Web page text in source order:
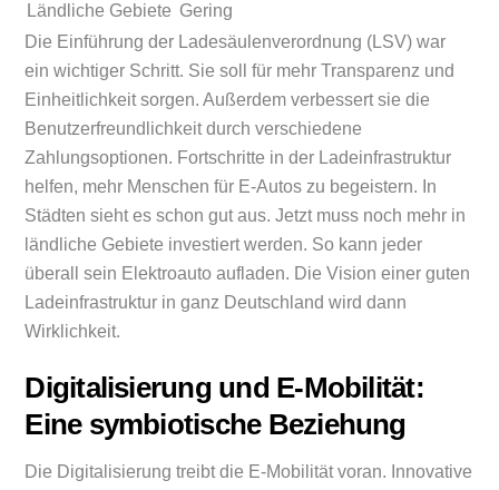
Ländliche Gebiete Gering
Die Einführung der Ladesäulenverordnung (LSV) war
ein wichtiger Schritt. Sie soll für mehr Transparenz und
Einheitlichkeit sorgen. Außerdem verbessert sie die
Benutzerfreundlichkeit durch verschiedene
Zahlungsoptionen. Fortschritte in der Ladeinfrastruktur
helfen, mehr Menschen für E-Autos zu begeistern. In
Städten sieht es schon gut aus. Jetzt muss noch mehr in
ländliche Gebiete investiert werden. So kann jeder
überall sein Elektroauto aufladen. Die Vision einer guten
Ladeinfrastruktur in ganz Deutschland wird dann
Wirklichkeit.
Digitalisierung und E-Mobilität:
Eine symbiotische Beziehung
Die Digitalisierung treibt die E-Mobilität voran. Innovative